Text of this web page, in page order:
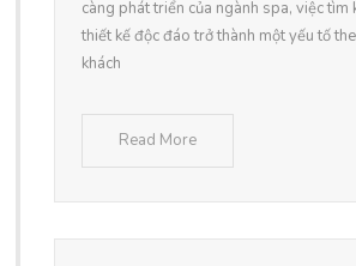
càng phát triển của ngành spa, việc tìm
thiết kế độc đáo trở thành một yếu tố
khách
Read More